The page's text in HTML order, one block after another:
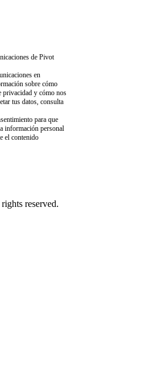
de Pivot
en
sobre cómo
privacidad y cómo nos
tus datos, consulta
para que
información personal
el contenido
reserved.